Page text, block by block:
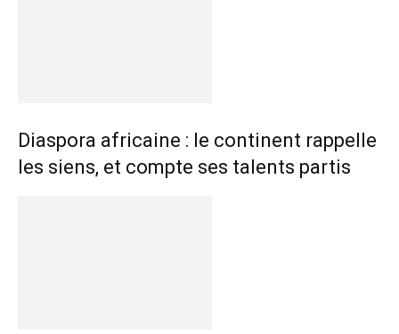
Diaspora africaine : le continent rappelle
les siens, et compte ses talents partis